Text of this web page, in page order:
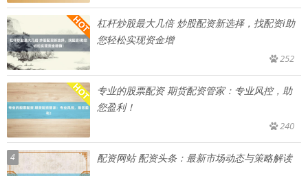
杠杆炒股最大几倍 炒股配资新选择，找配资i助
您轻松实现资金增
252
专业的股票配资 期货配资管家：专业风控，助
您盈利！
240
4 配资网站 配资头条：最新市场动态与策略解读